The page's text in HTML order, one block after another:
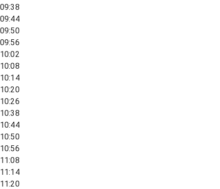
09:38
09:44
09:50
09:56
10:02
10:08
10:14
10:20
10:26
10:38
10:44
10:50
10:56
11:08
11:14
11:20